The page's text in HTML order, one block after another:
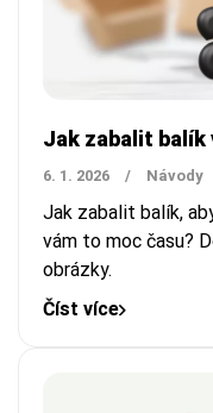
Jak zabalit balík
6. 1. 2026 / Návody
Jak zabalit balík,
vám to moc času?
obrázky.
Číst více